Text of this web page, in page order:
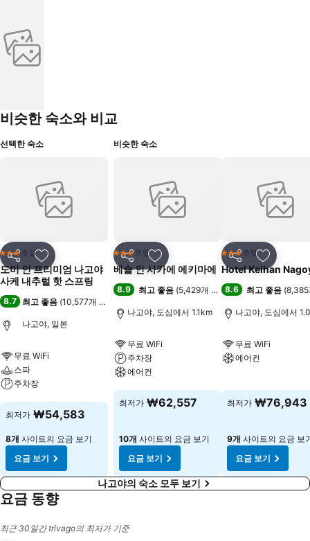
비슷한 숙소와 비교
선택한 숙소
공유 즐겨찾기에 추가
3 성급호텔
도미 인 프리미엄 나고야
사케 내추럴 핫 스프링
8.7 최고 좋음 (10,577개 평점
나고야, 일본
무료 WiFi
스파
주차장
요금 보기
최저가 ₩54,583
8개 사이트의 요금 보기
요금 보기
비슷한 숙소
공유 즐겨찾기에 추가
3 성급호텔
베슬 인 사카에 에키마에
8.9 최고 좋음 (5,429개 평점)
나고야, 도심에서 1.1km
무료 WiFi
주차장
에어컨
요금 보기
최저가 ₩62,557
10개 사이트의 요금 보기
요금 보기
공유 즐겨찾기
3 성급호텔
Hotel Keihan
8.6 최고 좋음 (8,385
나고야, 도심에서
무료 WiFi
에어컨
최저가 ₩76,943
9개 사이트의 요금 보
요금 보기
나고야의 숙소 모두 보기
요금 동향
최근 30일간 trivago의 최저가 기준